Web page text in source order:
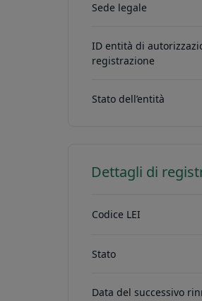
Sede legale
ID entità di
registrazione
Stato dell’entità
Dettagli di
Codice LEI
Stato
Data del successivo